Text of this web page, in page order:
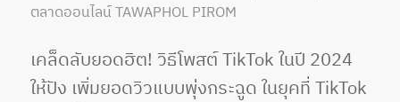
ตลาดออนไลน์ TAWAPHOL PIROM
เคล็ดลับยอดฮิต! วิธีโพสต์ TikTok ในปี 2024
ให้ปัง เพิ่มยอดวิวแบบพุ่งกระฉูด ในยุคที่ TikTok